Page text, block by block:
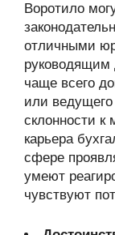
Воротило
отличными
руководящим
чаще всего
или
склонности к
карьера
сфере
умеют
чувствуют